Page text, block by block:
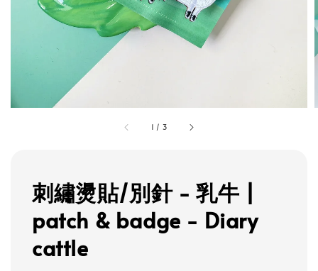
1 / 3
刺繡燙貼/別針 - 乳牛 |
patch & badge - Diary
cattle